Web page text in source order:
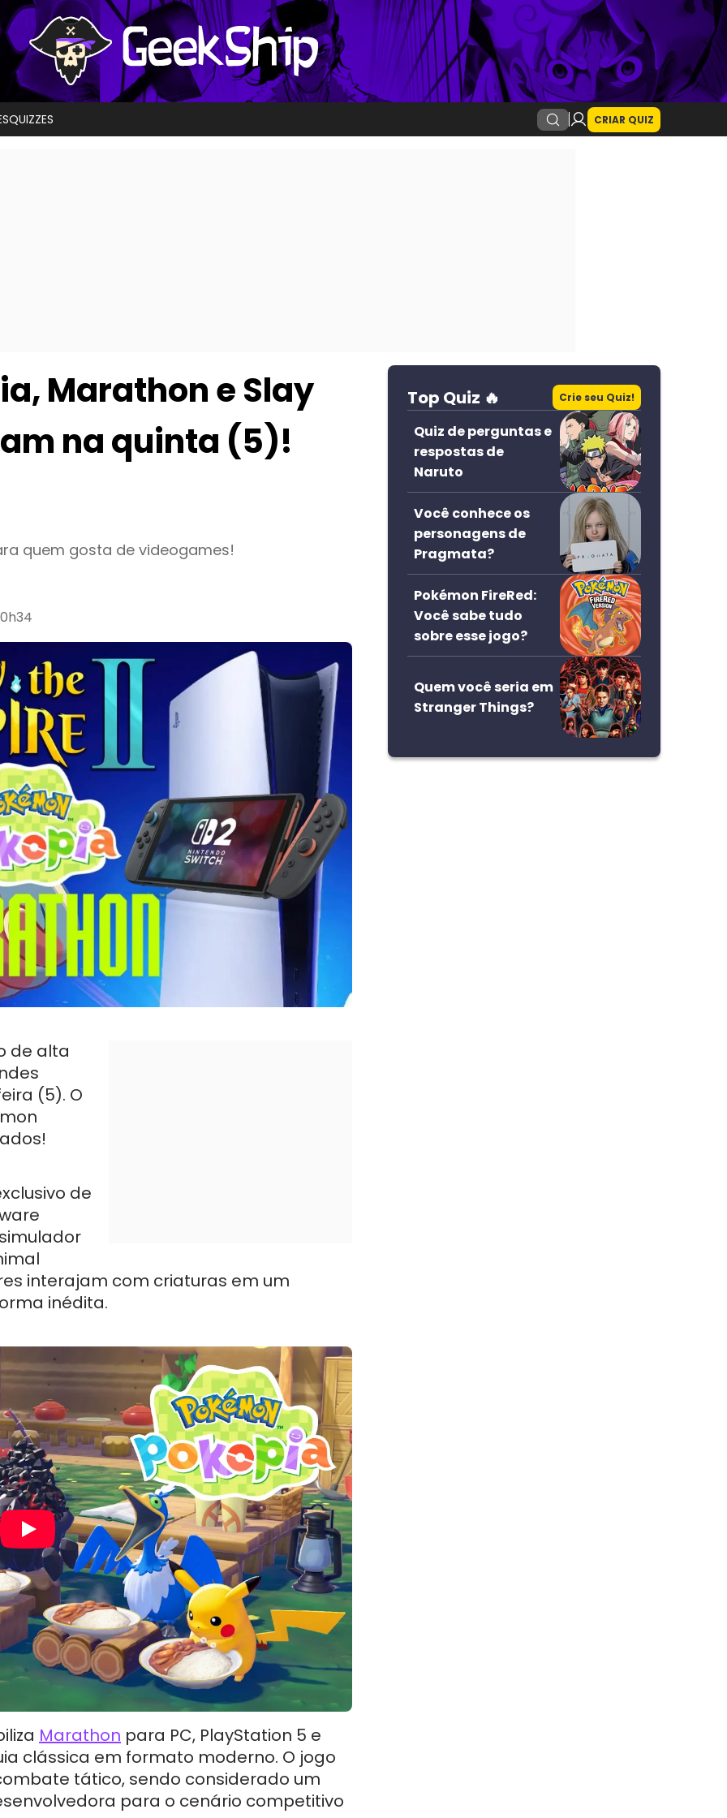
QUIZZES CRIAR QUIZ
Marathon e Slay
na quinta (5)!
quem gosta de videogames!
de alta
(5). O
de
interajam com criaturas em um
inédita.
Marathon para PC, PlayStation 5 e
clássica em formato moderno. O jogo
tático, sendo considerado um
para o cenário competitivo
Top Quiz 🔥 Crie seu Quiz!
Quiz de perguntas e
respostas de
Naruto
Você conhece os
personagens de
Pragmata?
Pokémon FireRed:
Você sabe tudo
sobre esse jogo?
Quem você seria em
Stranger Things?